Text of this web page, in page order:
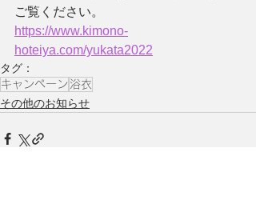
ご覧ください。
https://www.kimono-
hoteiya.com/yukata2022
タグ：
キャンペーン 浴衣
その他のお知らせ